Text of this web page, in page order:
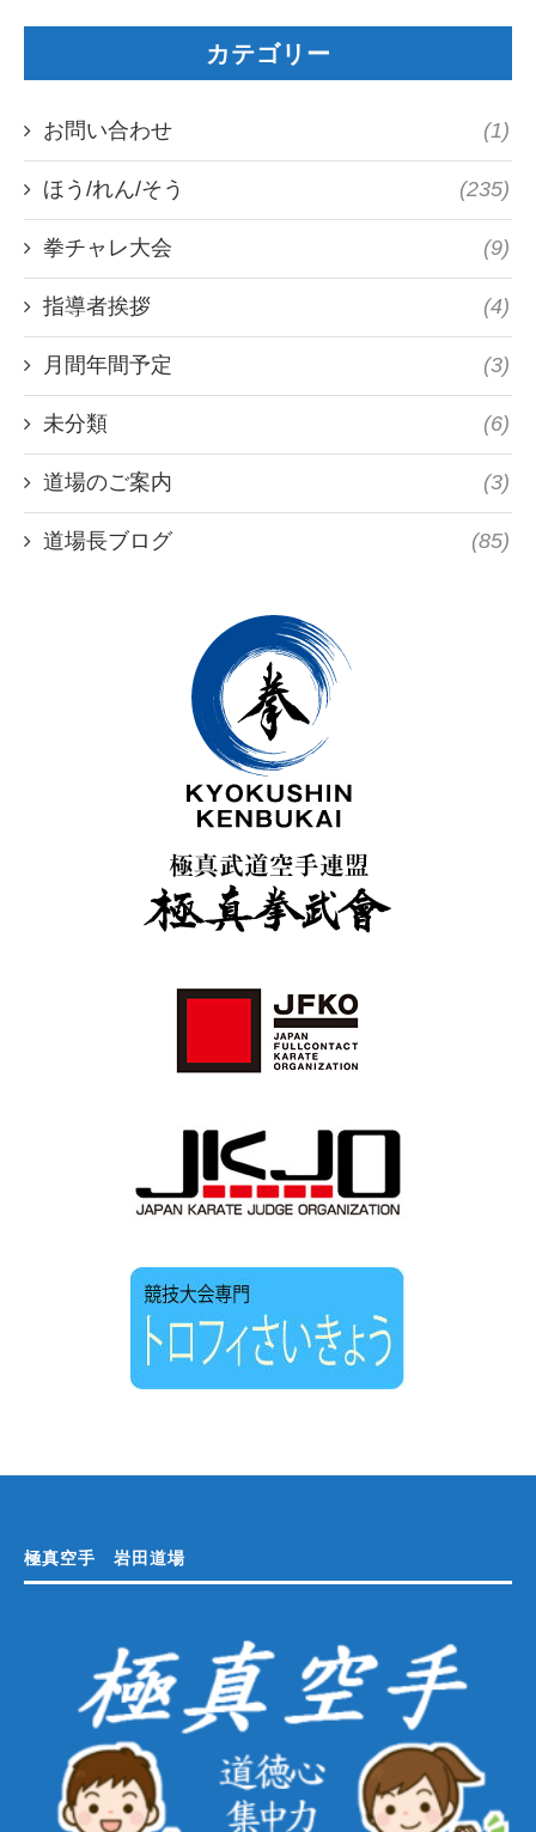
カテゴリー
お問い合わせ (1)
ほう/れん/そう (235)
拳チャレ大会 (9)
指導者挨拶 (4)
月間年間予定 (3)
未分類 (6)
道場のご案内 (3)
道場長ブログ (85)
極真空手 岩田道場